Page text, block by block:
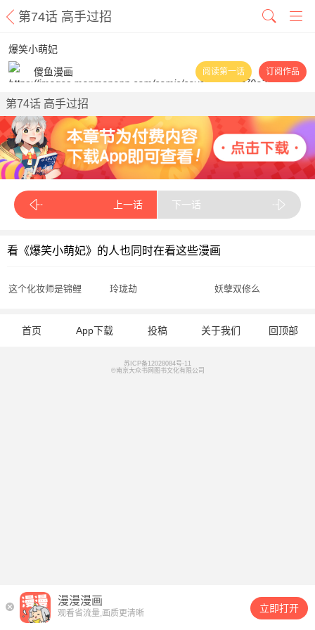
第74话 高手过招
爆笑小萌妃
傻鱼漫画
阅读第一话 订阅作品
第74话 高手过招
上一话 下一话
看《爆笑小萌妃》的人也同时在看这些漫画
这个化妆师是锦鲤 玲珑劫 妖孽双修么
首页 App下载 投稿 关于我们 回顶部
苏ICP备12028084号-11
©南京大众书网图书文化有限公司
漫漫漫画
观看省流量,画质更清晰 立即打开